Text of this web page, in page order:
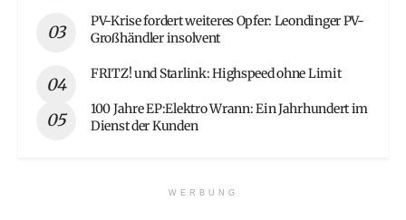
PV-Krise fordert weiteres Opfer: Leondinger PV-
Großhändler insolvent
FRITZ! und Starlink: Highspeed ohne Limit
100 Jahre EP:Elektro Wrann: Ein Jahrhundert im
Dienst der Kunden
WERBUNG